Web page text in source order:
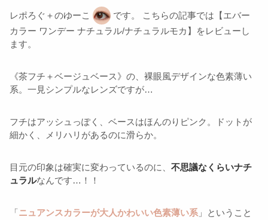
レポろぐ＋のゆーこ
です。 こちらの記事では【エバー
カラー ワンデー ナチュラル/ナチュラルモカ】をレビューし
ます。
《茶フチ＋ベージュベース》の、裸眼風デザインな色素薄い
系。一見シンプルなレンズですが…
フチはアッシュっぽく、ベースはほんのりピンク。ドットが
細かく、メリハリがあるのに滑らか。
目元の印象は確実に変わっているのに、 不思議なくらいナチ
ュラルなんです…！！
「ニュアンスカラーが大人かわいい色素薄い系 」ということ